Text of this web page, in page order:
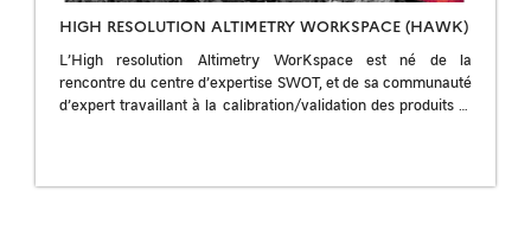
HIGH RESOLUTION ALTIMETRY WORKSPACE (HAWK)
L’High resolution Altimetry WorKspace est né de la
rencontre du centre d’expertise SWOT, et de sa communauté
d’expert travaillant à la calibration/validation des produits et